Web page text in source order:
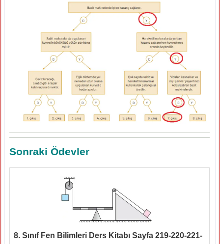
Sonraki Ödevler
8. Sınıf Fen Bilimleri Ders Kitabı Sayfa 219-220-221-